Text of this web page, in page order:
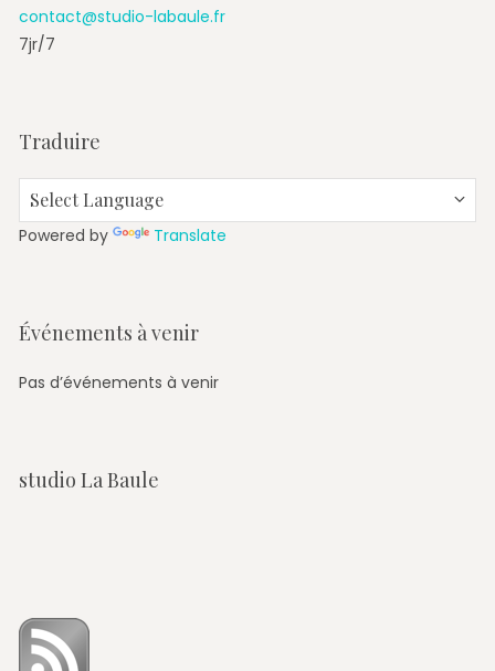
contact@studio-labaule.fr
7jr/7
Traduire
Powered by Translate
Événements à venir
Pas d’événements à venir
studio La Baule